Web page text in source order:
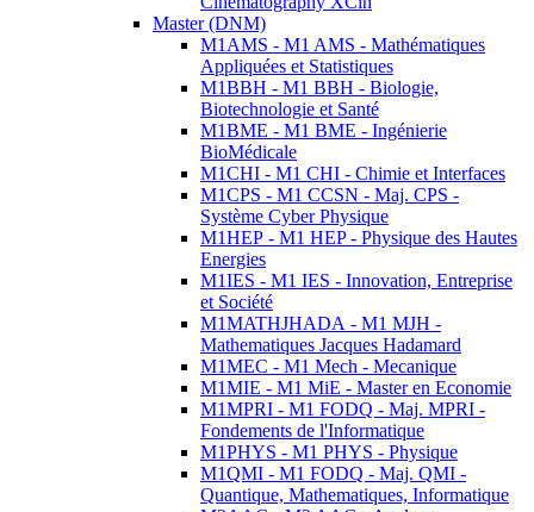
Master (DNM)
M1AMS - M1 AMS - Mathématiques
Appliquées et Statistiques
M1BBH - M1 BBH - Biologie,
Biotechnologie et Santé
M1BME - M1 BME - Ingénierie
BioMédicale
M1CHI - M1 CHI - Chimie et Interfaces
M1CPS - M1 CCSN - Maj. CPS -
Système Cyber Physique
M1HEP - M1 HEP - Physique des Hautes
Energies
M1IES - M1 IES - Innovation, Entreprise
et Société
M1MATHJHADA - M1 MJH -
Mathematiques Jacques Hadamard
M1MEC - M1 Mech - Mecanique
M1MIE - M1 MiE - Master en Economie
M1MPRI - M1 FODQ - Maj. MPRI -
Fondements de l'Informatique
M1PHYS - M1 PHYS - Physique
M1QMI - M1 FODQ - Maj. QMI -
Quantique, Mathematiques, Informatique